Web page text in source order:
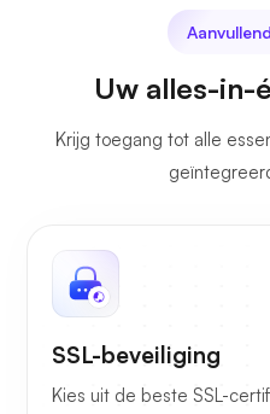
Uw alles-in-
Krijg toegang tot alle
SSL-beveiliging
Kies uit de beste SSL-